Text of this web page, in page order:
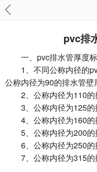
pvc排
一、pvc排水管厚度
1、不同公称内径的
公称内径为90的排水管壁
2、公称内径为110的
3、公称内径为125的
4、公称内径为160的
5、公称内径为200的
6、公称内径为250的
7、公称内径为315的